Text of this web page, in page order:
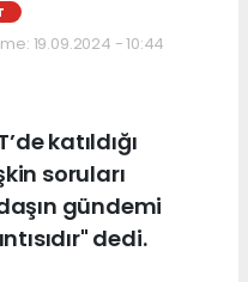
19.09.2024 - 10:44
katıldığı
soruları
gündemi
dedi.